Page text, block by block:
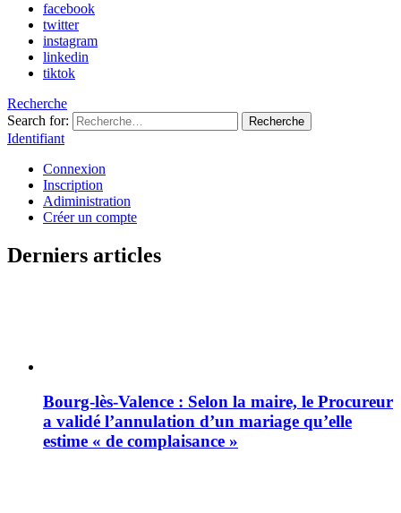
facebook
twitter
instagram
linkedin
tiktok
Recherche
Search for:
Recherche
Identifiant
Connexion
Inscription
Adiministration
Créer un compte
Derniers articles
Bourg-lès-Valence : Selon la maire, le Procureur
a validé l’annulation d’un mariage qu’elle
estime « de complaisance »